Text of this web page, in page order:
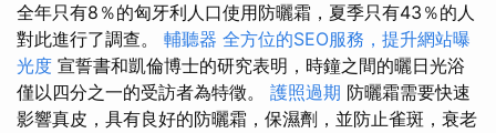
全年只有8％的匈牙利人口使用防曬霜，夏季只有43％的人
對此進行了調查。 輔聽器 全方位的SEO服務，提升網站曝
光度 宣誓書和凱倫博士的研究表明，時鐘之間的曬日光浴
僅以四分之一的受訪者為特徵。 護照過期 防曬霜需要快速
影響真皮，具有良好的防曬霜，保濕劑，並防止雀斑，衰老